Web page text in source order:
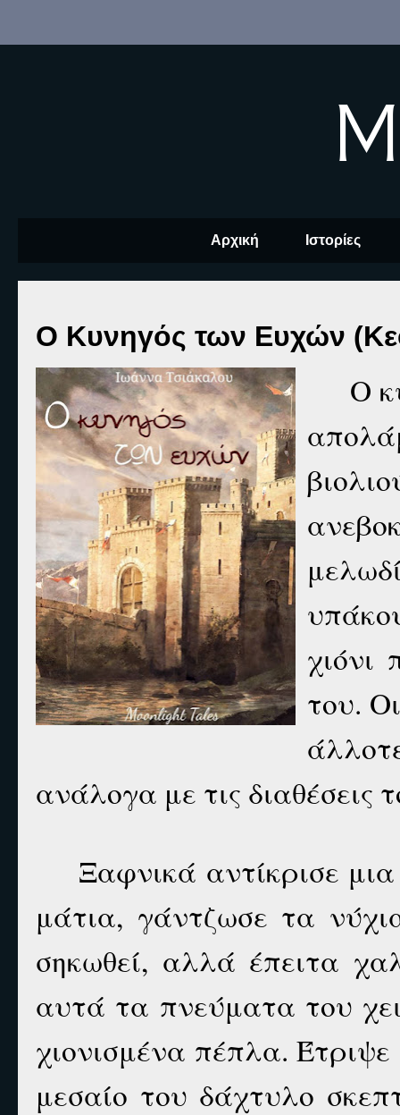
Αρχική Ιστορίες
Ο Κυνηγός των Ευχών
Ο
του.
ανάλογα με τις διαθέσεις
Ξαφνικά αντίκρισε
μάτια, γάντζωσε τα
σηκωθεί, αλλά έπειτα
αυτά τα πνεύματα του
χιονισμένα πέπλα.
μεσαίο του δάχτυλο